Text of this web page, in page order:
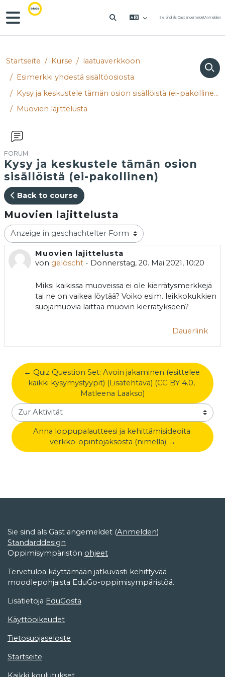
Zum Hauptinhalt
Website-Übersicht
SUCHEINGABESie sind als Gast angemeldetAnmelden
Startseite Kurse
laatuaverkkoon
Esimerkki yhdestä sisältöosiosta
Kysy ja keskustele tämän osion sisällöistä (ei-pakollinen)
Muovien lajittelusta
FORUM
Kysy ja keskustele tämän osion
sisällöistä (ei-pakollinen)
Back to course
Muovien lajittelusta
Anzeigemodus
Muovien lajittelusta
von gelöscht - Donnerstag, 20. Mai 2021, 10:20
Anzahl Antworten: 0
Miksi kaikissa muoveissa ei ole kierrätysmerkkejä
tai ne on vaikea löytää? Voiko esim. leikkokukkien
suojamuovia laittaa muovin kierrätykseen?
Dauerlink
← Quiz Question Set: Avoin jakaminen (esittelee
kaikki kysymystyypit) (Lisätehtävä) (CC BY 4.0,
Matleena Laakso)
Zur Aktivität
Anna loppupalautteesi ja kehittämisideoita
verkko-opintojaksosta (nimellä) →
Sie sind als Gast angemeldet (Anmelden)
Standarddesign
Oppimisympäristön ohjeet
Tervetuloa käyttämään jatkuvasti kehittyvää
moodlepohjaista EduGo-oppimisympäristöä.
Lisätietoja EduGosta
Käyttöoikeudet
Tietosuojaseloste
Startseite